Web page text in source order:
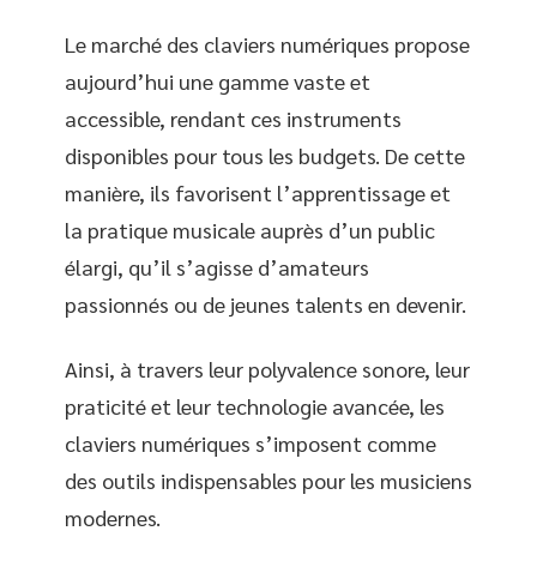
Le marché des claviers numériques propose
aujourd’hui une gamme vaste et
accessible, rendant ces instruments
disponibles pour tous les budgets. De cette
manière, ils favorisent l’apprentissage et
la pratique musicale auprès d’un public
élargi, qu’il s’agisse d’amateurs
passionnés ou de jeunes talents en devenir.
Ainsi, à travers leur polyvalence sonore, leur
praticité et leur technologie avancée, les
claviers numériques s’imposent comme
des outils indispensables pour les musiciens
modernes.